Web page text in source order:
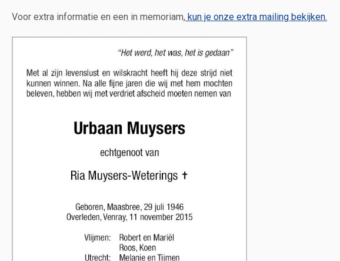
Voor extra informatie en een in memoriam, kun je onze extra mailing bekijken.